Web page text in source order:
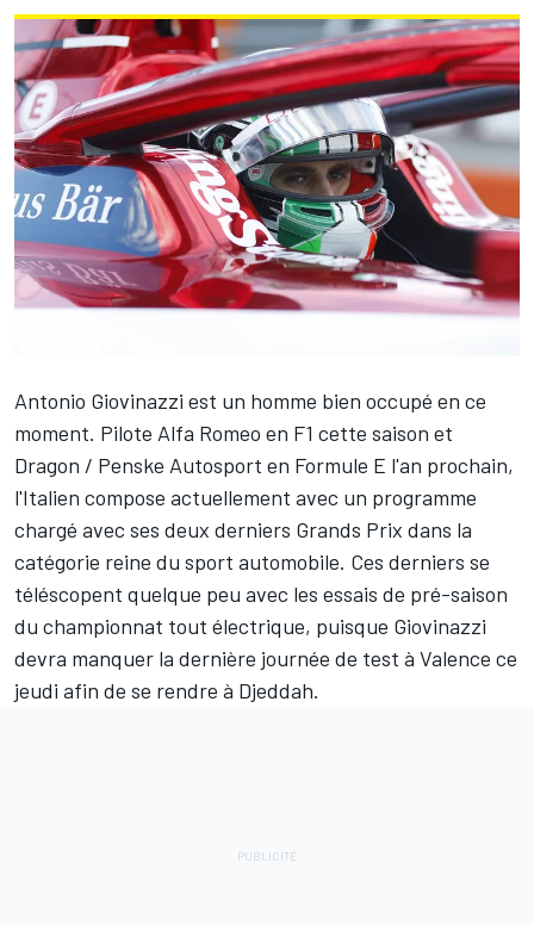
Antonio Giovinazzi est un homme bien occupé en ce
moment. Pilote Alfa Romeo en F1 cette saison et
Dragon / Penske Autosport en Formule E l'an prochain,
l'Italien compose actuellement avec un programme
chargé avec ses deux derniers Grands Prix dans la
catégorie reine du sport automobile. Ces derniers se
téléscopent quelque peu avec les essais de pré-saison
du championnat tout électrique, puisque Giovinazzi
devra manquer la dernière journée de test à Valence ce
jeudi afin de se rendre à Djeddah.